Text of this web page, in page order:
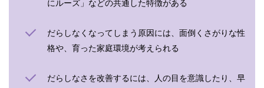
にルーズ」などの共通した特徴がある
だらしなくなってしまう原因には、面倒くさがりな性
格や、育った家庭環境が考えられる
だらしなさを改善するには、人の目を意識したり、早